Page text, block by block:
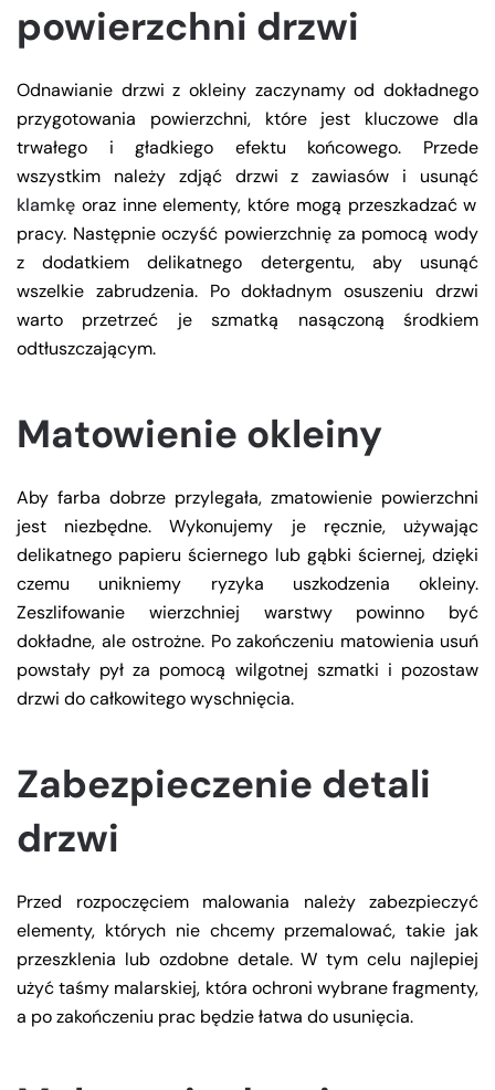
powierzchni drzwi
Odnawianie drzwi z okleiny zaczynamy od dokładnego
przygotowania powierzchni, które jest kluczowe dla
trwałego i gładkiego efektu końcowego. Przede
wszystkim należy zdjąć drzwi z zawiasów i usunąć
klamkę oraz inne elementy, które mogą przeszkadzać w
pracy. Następnie oczyść powierzchnię za pomocą wody
z dodatkiem delikatnego detergentu, aby usunąć
wszelkie zabrudzenia. Po dokładnym osuszeniu drzwi
warto przetrzeć je szmatką nasączoną środkiem
odtłuszczającym.
Matowienie okleiny
Aby farba dobrze przylegała, zmatowienie powierzchni
jest niezbędne. Wykonujemy je ręcznie, używając
delikatnego papieru ściernego lub gąbki ściernej, dzięki
czemu unikniemy ryzyka uszkodzenia okleiny.
Zeszlifowanie wierzchniej warstwy powinno być
dokładne, ale ostrożne. Po zakończeniu matowienia usuń
powstały pył za pomocą wilgotnej szmatki i pozostaw
drzwi do całkowitego wyschnięcia.
Zabezpieczenie detali
drzwi
Przed rozpoczęciem malowania należy zabezpieczyć
elementy, których nie chcemy przemalować, takie jak
przeszklenia lub ozdobne detale. W tym celu najlepiej
użyć taśmy malarskiej, która ochroni wybrane fragmenty,
a po zakończeniu prac będzie łatwa do usunięcia.